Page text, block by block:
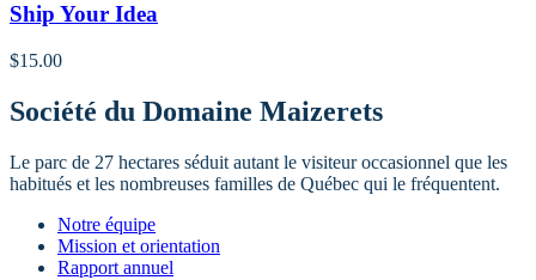
Ship Your Idea
$15.00
Société du Domaine Maizerets
Le parc de 27 hectares séduit autant le visiteur occasionnel que les
habitués et les nombreuses familles de Québec qui le fréquentent.
Notre équipe
Mission et orientation
Rapport annuel